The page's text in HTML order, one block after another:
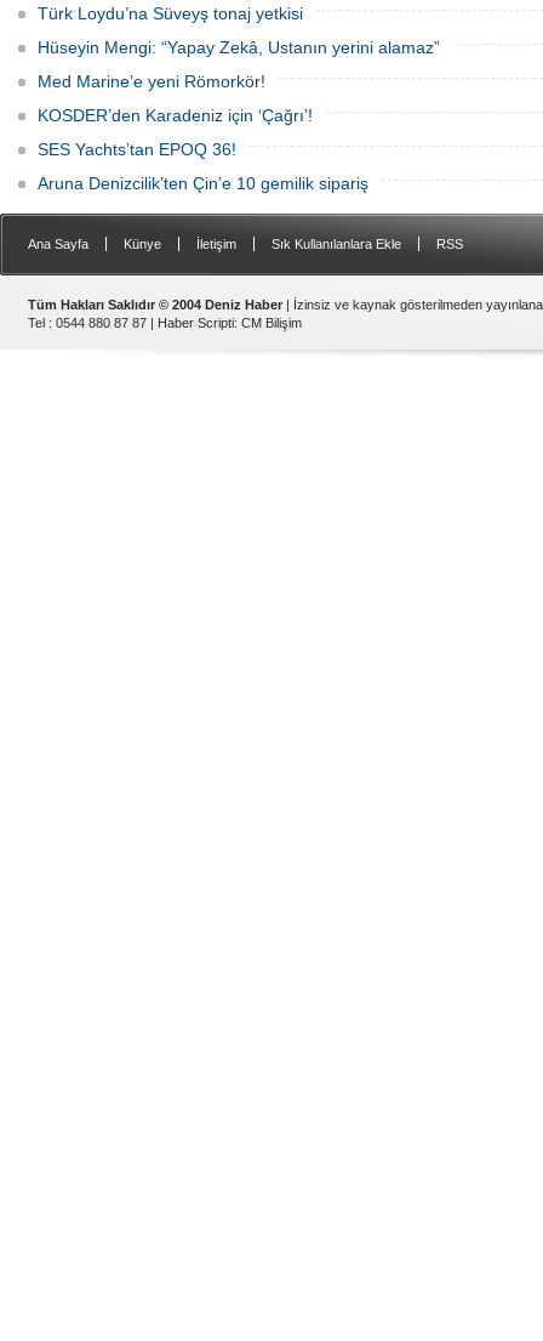
Türk Loydu’na Süveyş tonaj yetkisi
Hüseyin Mengi: “Yapay Zekâ, Ustanın yerini alamaz”
Med Marine’e yeni Römorkör!
KOSDER’den Karadeniz için ‘Çağrı’!
SES Yachts’tan EPOQ 36!
Aruna Denizcilik’ten Çin’e 10 gemilik sipariş
Ana Sayfa Künye İletişim Sık Kullanılanlara Ekle RSS
Tüm Hakları Saklıdır © 2004 Deniz Haber | İzinsiz ve kaynak gösterilmeden
Tel : 0544 880 87 87 | Haber Scripti: CM Bilişim